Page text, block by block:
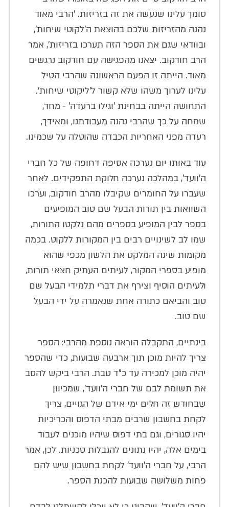
סומך עלינו שנעשה את זה בזריזות. 'הרבי מאוד
נהנה מהזריזות שלכם בהוצאת ה’לקוטי שיחות’,
ובוודאי שגם את הספר הזה תערכו בזריזות', אמר
הרב חודקוב. יצאנו מהפגישה עם חודקוב נרגשים
מאוד. הייתה זו הפעם הראשונה שהרבי הטיל
עלינו לערוך משהו שלא קשור ל'ליקוטי שיחות'.
התחושה הייתה בבחינת 'וגילו ברעדה' - מחד,
שמחה על כך שהרבי נהנה מעבודתנו, ומאידך,
רעדה מפני האחריות הכבדה שהוטלה על שכמינו.
עוד באותו יום נערכה אסיפה דחופה של כל חברי
ה'וועד', במהלכה נערכה חלוקת התפקידים. לאחר
שעברו על החומרים שקיבלו מהרב חודקוב, וערכו
השוואות בין תורות הבעל שם טוב המופיעים
בספר לבין המופיע בספרים מהם נלקטו התורות,
שמו לב לשינויים רבים בין המקורות ללקוט. בכמה
מקומות שינה המלקט את הלשון מכפי שהוא
מופיע בספרי המקור, לעיתים העתיק חצאי תורות,
ולעיתים הוסיף וצירף את דברי תלמידי הבעל שם
טוב והביאם כתורה אחת שנאמרה על ידי הבעל
שם טוב.
בינתיים, התקבלה הוראה נוספת מהרבי: הספר
צריך להיות מוכן תוך ארבעה שבועות, כדי שהספר
יהיה מוכן למכירה עד כ”ד טבת. הרבי ביקש להסב
את תשומת לבם של חברי ה'וועד', שמכיוון
שבחודש זה חלים ימי אידם של הגויים, צריך
לקחת בחשבון שרבים מבתי הדפוס והכריכיות
יהיו סגורים, וגם בתי דפוס שיהיו מוכנים לעבוד
בימים אלה, יהיו נתונים להגבלות טכניות. לכן, אמר
הרבי, על חברי ה'וועד' לקחת בחשבון שיש להם
פחות משלושה שבועות להכנת הספר.